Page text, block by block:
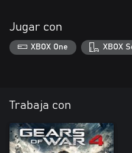
Jugar con
XBOX One XBOX
Trabaja con